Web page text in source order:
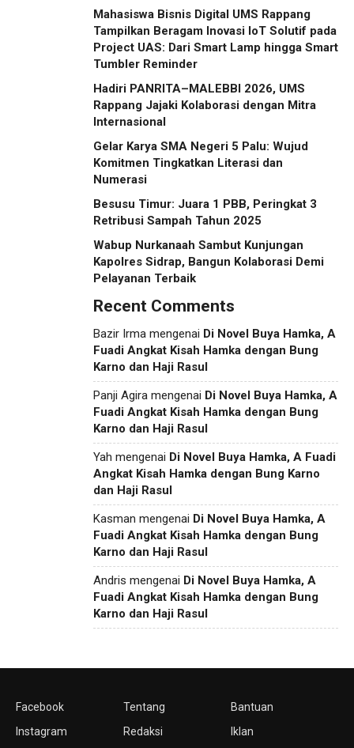
Mahasiswa Bisnis Digital UMS Rappang
Tampilkan Beragam Inovasi IoT Solutif pada
Project UAS: Dari Smart Lamp hingga Smart
Tumbler Reminder
Hadiri PANRITA–MALEBBI 2026, UMS
Rappang Jajaki Kolaborasi dengan Mitra
Internasional
Gelar Karya SMA Negeri 5 Palu: Wujud
Komitmen Tingkatkan Literasi dan
Numerasi
Besusu Timur: Juara 1 PBB, Peringkat 3
Retribusi Sampah Tahun 2025
Wabup Nurkanaah Sambut Kunjungan
Kapolres Sidrap, Bangun Kolaborasi Demi
Pelayanan Terbaik
Recent Comments
Bazir Irma mengenai Di Novel Buya Hamka, A
Fuadi Angkat Kisah Hamka dengan Bung
Karno dan Haji Rasul
Panji Agira mengenai Di Novel Buya Hamka, A
Fuadi Angkat Kisah Hamka dengan Bung
Karno dan Haji Rasul
Yah mengenai Di Novel Buya Hamka, A Fuadi
Angkat Kisah Hamka dengan Bung Karno
dan Haji Rasul
Kasman mengenai Di Novel Buya Hamka, A
Fuadi Angkat Kisah Hamka dengan Bung
Karno dan Haji Rasul
Andris mengenai Di Novel Buya Hamka, A
Fuadi Angkat Kisah Hamka dengan Bung
Karno dan Haji Rasul
Facebook
Instagram
Tentang
Redaksi
Bantuan
Iklan